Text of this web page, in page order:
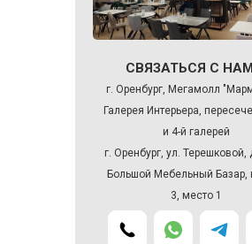
СВЯЗАТЬСЯ С
г. Оренбург, Мегамолл
Галерея Интерьера,
и 4-й галерей
г. Оренбург, ул. Терешковой,
Большой Мебельный Базар,
3, место 1